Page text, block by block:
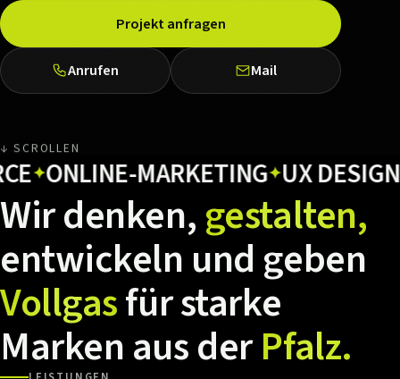
Projekt anfragen
Anrufen Mail
↓ SCROLLEN
MARKETING✦UX DESIGN✦
Wirdenken,gestalten,
entwickeln und geben
Vollgasfürstarke
MarkenausderPfalz.